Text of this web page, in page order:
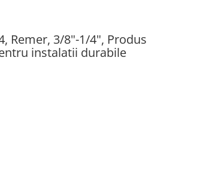
Remer, 3/8"-1/4", Produs
instalatii durabile